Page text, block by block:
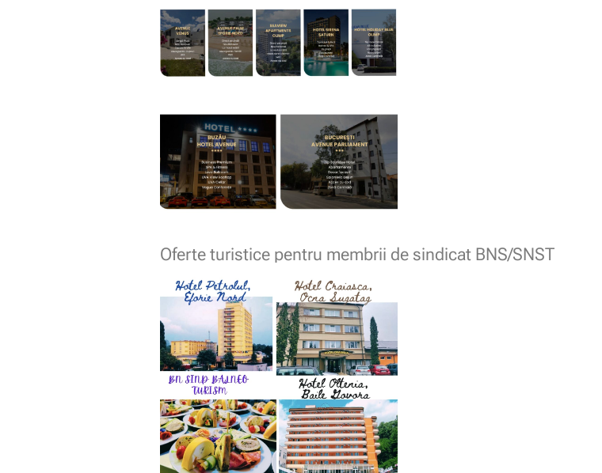
Oferte turistice pentru membrii de sindicat BNS/SNST